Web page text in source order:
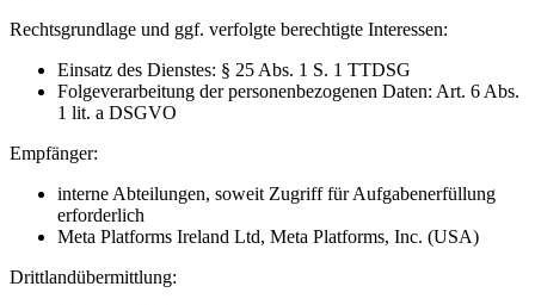
Rechtsgrundlage und ggf. verfolgte berechtigte Interessen:
Einsatz des Dienstes: § 25 Abs. 1 S. 1 TTDSG
Folgeverarbeitung der personenbezogenen Daten: Art. 6 Abs.
1 lit. a DSGVO
Empfänger:
interne Abteilungen, soweit Zugriff für Aufgabenerfüllung
erforderlich
Meta Platforms Ireland Ltd, Meta Platforms, Inc. (USA)
Drittlandübermittlung: